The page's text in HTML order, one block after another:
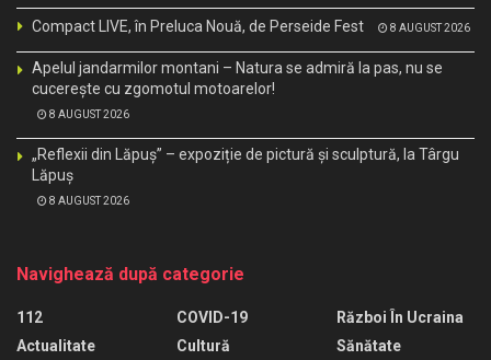
Compact LIVE, în Preluca Nouă, de Perseide Fest 8 AUGUST 2026
Apelul jandarmilor montani – Natura se admiră la pas, nu se
cucerește cu zgomotul motoarelor!
8 AUGUST 2026
„Reflexii din Lăpuș” – expoziție de pictură și sculptură, la Târgu
Lăpuș
8 AUGUST 2026
Navighează după categorie
112
Actualitate
COVID-19
Cultură
Război În Ucraina
Sănătate